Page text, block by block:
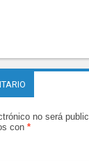
no será
con *